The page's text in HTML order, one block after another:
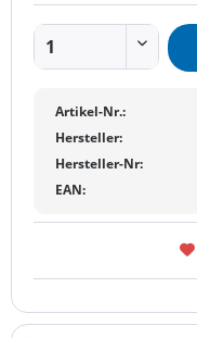
Artikel-Nr.:
Hersteller:
Hersteller-Nr:
EAN: